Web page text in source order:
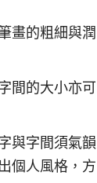
畫的粗細與潤
間的大小亦可
與字間須氣韻
個人風格，方